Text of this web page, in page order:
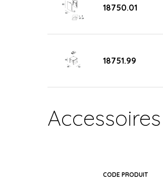
18750.01
18751.99
CODE PRODUIT